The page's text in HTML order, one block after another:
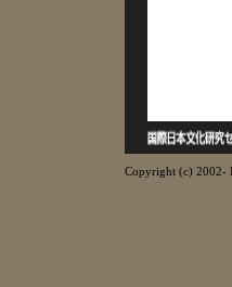
Copyright (c) 2002-